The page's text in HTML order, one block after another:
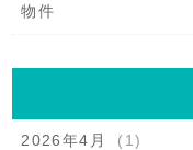
物件
2026年4月
(1)